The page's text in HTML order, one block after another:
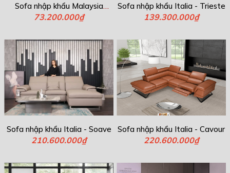
Sofa nhập khẩu Malaysia
M7179
73.200.000₫
Sofa nhập khẩu Italia - Trieste
139.300.000₫
Sofa nhập khẩu Italia - Soave
210.600.000₫
Sofa nhập khẩu Italia - Cavour
220.600.000₫